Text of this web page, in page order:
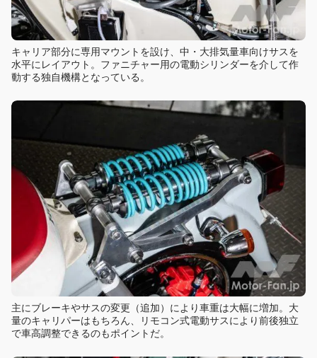
キャリア部分に専用マウントを設け、中・大排気量車向けサスを
水平にレイアウト。ファニチャー用の電動シリンダーを介して作
動する独自機構となっている。
主にブレーキやサスの変更（追加）により車重は大幅に増加。大
量のキャリパーはもちろん、リモコン式電動サスにより前後独立
で車高調整できるのもポイントだ。